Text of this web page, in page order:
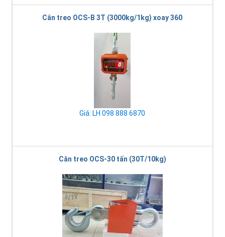
Cân treo OCS-B 3T (3000kg/1kg) xoay 360
Giá: LH 098 888 6870
Cân treo OCS-30 tấn (30T/10kg)